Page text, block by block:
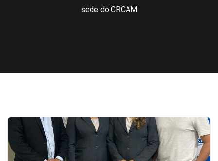
sede do CRCAM